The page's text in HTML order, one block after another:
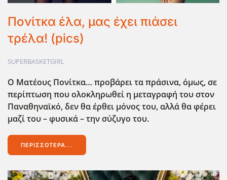
Πονίτκα έλα, μας έχει πιάσει
τρέλα! (pics)
SUPERBASKETGIRL
Ο Ματέους Πονίτκα… προβάρει τα πράσινα, όμως, σε
περίπτωση που ολοκληρωθεί η μεταγραφή του στον
Παναθηναϊκό, δεν θα έρθει μόνος του, αλλά θα φέρει
μαζί του – φυσικά – την σύζυγο του.
ΠΕΡΙΣΣΌΤΕΡΑ...